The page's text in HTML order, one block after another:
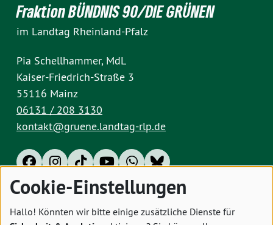
Fraktion BÜNDNIS 90/DIE GRÜNEN
im Landtag Rheinland-Pfalz
Pia Schellhammer, MdL
Kaiser-Friedrich-Straße 3
55116 Mainz
06131 / 208 3130
kontakt@gruene.landtag-rlp.de
Impressum Datenschutz Cookies
Cookie-Einstellungen
Hallo! Könnten wir bitte einige zusätzliche Dienste für